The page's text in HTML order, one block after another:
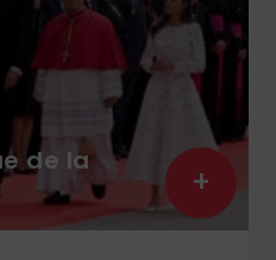
de la
+